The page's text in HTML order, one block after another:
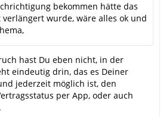
bekommen hätte das
wurde, wäre alles ok und
hast Du eben nicht, in der
eindeutig drin, das es Deiner
jederzeit möglich ist, den
per App, oder auch